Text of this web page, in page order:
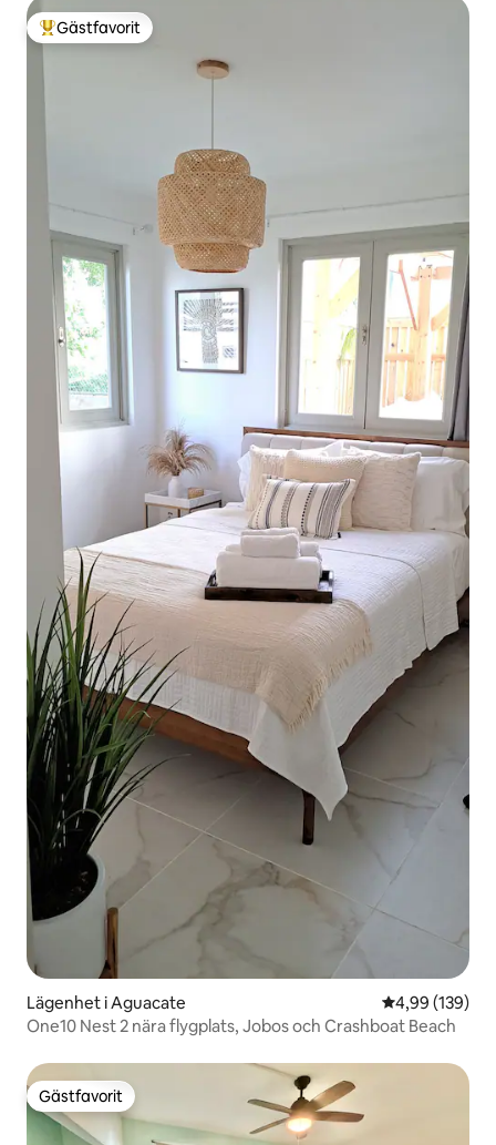
Populär gästfavorit
Gästfavorit
Lägenhet i Aguacate 4,99 av 5 i
4,99 (139)
One10 Nest 2 nära flygplats, Jobos och Crashboat Beach
Gästfavorit
Gästfavorit